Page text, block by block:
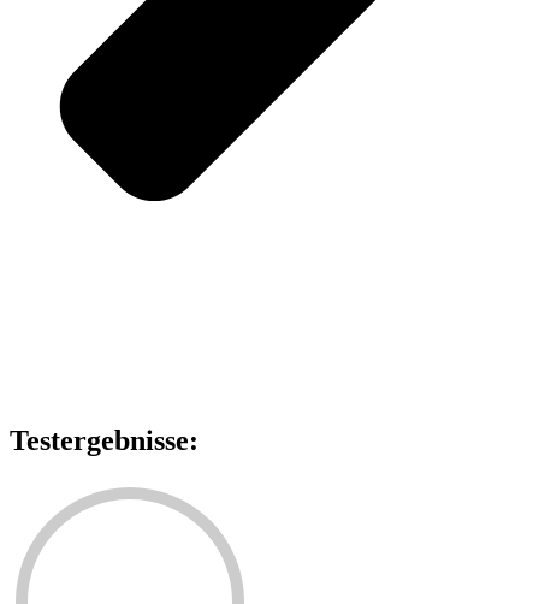
Testergebnisse: